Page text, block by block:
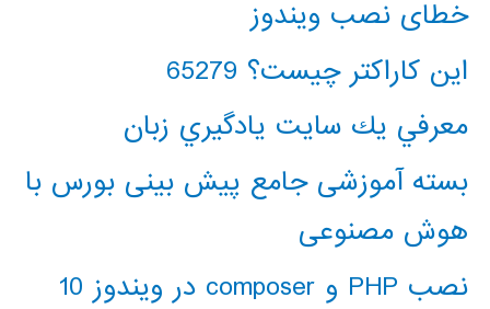
خطای نصب ویندوز
این کاراکتر چیست؟ 65279
معرفي يك سايت يادگيري زبان
بسته آموزشی جامع پیش بینی بورس با
هوش مصنوعی
نصب PHP و composer در ویندوز 10